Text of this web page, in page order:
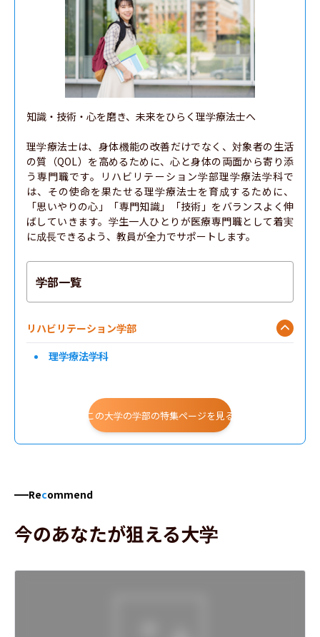
知識・技術・心を磨き、未来をひらく理学療法士へ
理学療法士は、身体機能の改善だけでなく、対象者の生活
の質（QOL）を高めるために、心と身体の両面から寄り添
う専門職です。リハビリテーション学部理学療法学科で
は、その使命を果たせる理学療法士を育成するために、
「思いやりの心」「専門知識」「技術」をバランスよく伸
ばしていきます。学生一人ひとりが医療専門職として着実
に成長できるよう、教員が全力でサポートします。
学部一覧
リハビリテーション学部
理学療法学科
この大学の学部の特集ページを見る
Recommend
今のあなたが狙える大学